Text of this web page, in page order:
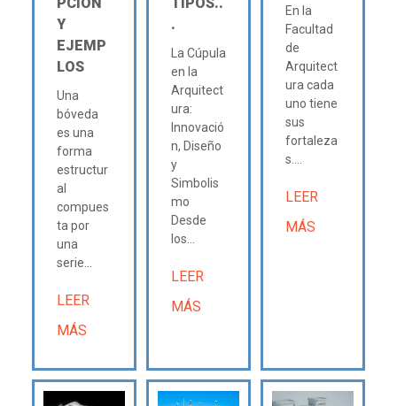
Y
EJEMP
LOS
Una
bóveda
es una
forma
estructur
al
compues
ta por
una
serie...
LEER
MÁS
.
La Cúpula
en la
Arquitect
ura:
Innovació
n, Diseño
y
Simbolis
mo
Desde
los...
LEER
MÁS
En la
Facultad
de
Arquitect
ura cada
uno tiene
sus
fortaleza
s....
LEER
MÁS